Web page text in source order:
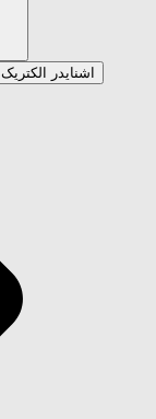
اشنایدر الکتریک